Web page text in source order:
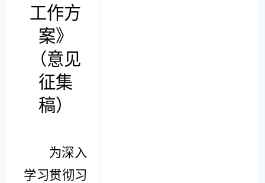
工作方
案》
（意见
征集
稿）
为深入
学习贯彻习